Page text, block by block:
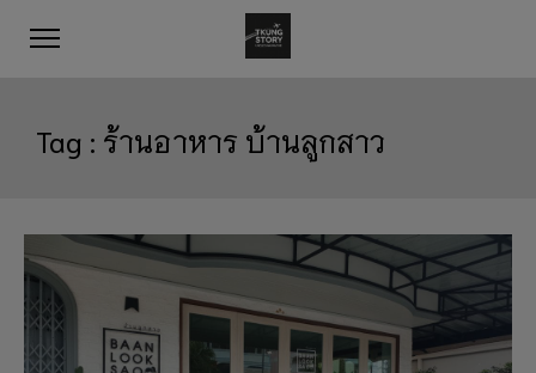
Tag : ร้านอาหาร บ้านลูกสาว